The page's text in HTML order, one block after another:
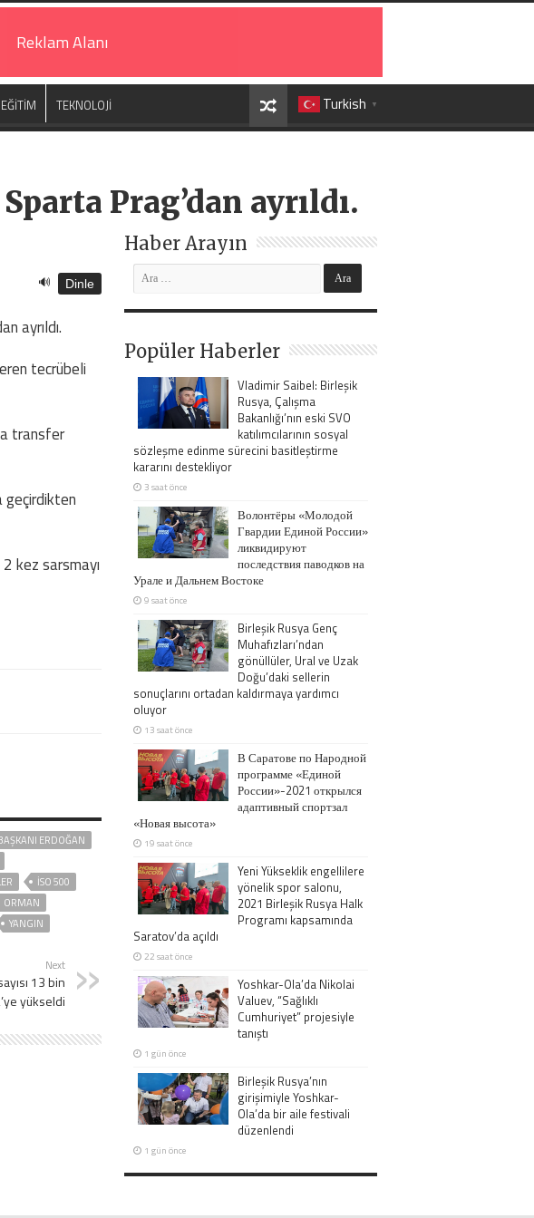
Reklam Alanı
Turkish ▼
EĞİTİM TEKNOLOJİ
Prag’dan ayrıldı.
🔊 Dinle
ayrıldı.
tecrübeli
transfer
geçirdikten
kez sarsmayı
ERDOĞAN
İSO 500
ORMAN
YANGIN
Next
13 bin
yükseldi
Haber Arayın
Popüler Haberler
Vladimir Saibel: Birleşik
Rusya, Çalışma
Bakanlığı’nın eski SVO
katılımcılarının sosyal
sözleşme edinme sürecini basitleştirme
kararını destekliyor
3 saat önce
Волонтёры «Молодой
Гвардии Единой России»
ликвидируют
последствия паводков на
Урале и Дальнем Востоке
9 saat önce
Birleşik Rusya Genç
Muhafızları’ndan
gönüllüler, Ural ve Uzak
Doğu’daki sellerin
sonuçlarını ortadan kaldırmaya yardımcı
oluyor
13 saat önce
В Саратове по Народной
программе «Единой
России»-2021 открылся
адаптивный спортзал
«Новая высота»
19 saat önce
Yeni Yükseklik engellilere
yönelik spor salonu,
2021 Birleşik Rusya Halk
Programı kapsamında
Saratov’da açıldı
22 saat önce
Yoshkar-Ola’da Nikolai
Valuev, “Sağlıklı
Cumhuriyet” projesiyle
tanıştı
1 gün önce
Birleşik Rusya’nın
girişimiyle Yoshkar-
Ola’da bir aile festivali
düzenlendi
1 gün önce